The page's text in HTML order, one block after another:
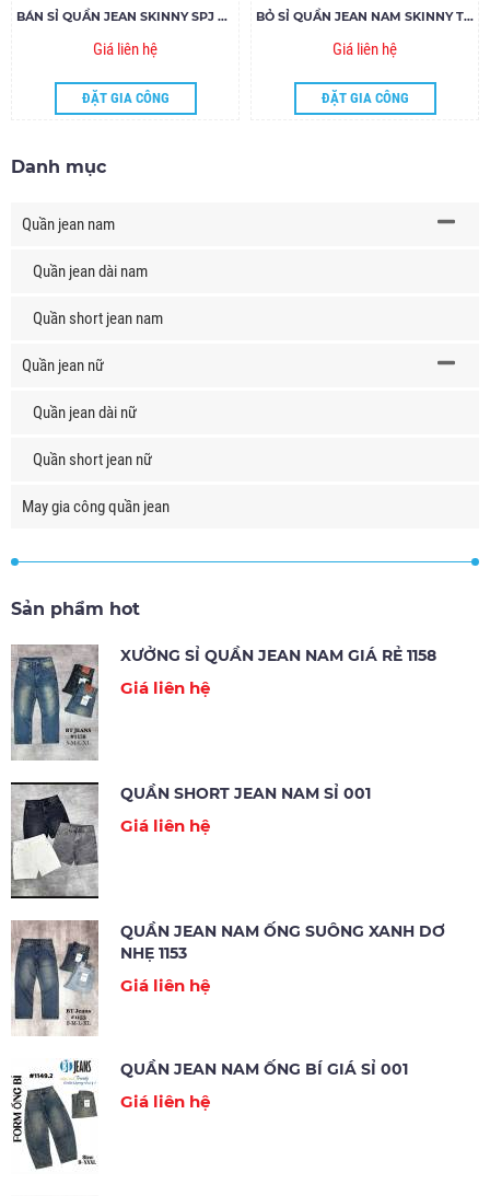
BÁN SỈ QUẦN JEAN SKINNY SPJ MS268-S175
Giá liên hệ
ĐẶT GIA CÔNG
BỎ SỈ QUẦN JEAN NAM SKINNY TTH MS319-D175
Giá liên hệ
ĐẶT GIA CÔNG
Danh mục
Quần jean nam
Quần jean dài nam
Quần short jean nam
Quần jean nữ
Quần jean dài nữ
Quần short jean nữ
May gia công quần jean
Sản phẩm hot
XƯỞNG SỈ QUẦN JEAN NAM GIÁ RẺ 1158
Giá liên hệ
QUẦN SHORT JEAN NAM SỈ 001
Giá liên hệ
QUẦN JEAN NAM ỐNG SUÔNG XANH DƠ
NHẸ 1153
Giá liên hệ
QUẦN JEAN NAM ỐNG BÍ GIÁ SỈ 001
Giá liên hệ